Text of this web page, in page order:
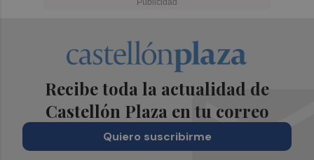
Recibe toda la actualidad de
Castellón Plaza en tu correo
Quiero suscribirme